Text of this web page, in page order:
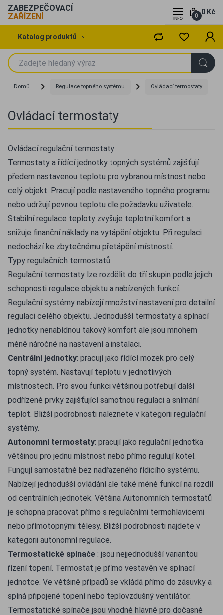
0 Kč
0
ZABEZPEČOVACÍ
ZAŘÍZENÍ
Katalog produktů
Domů Regulace topného systému Ovládací termostaty
Ovládací termostaty
Ovládací regulační termostaty
Termostaty a řídící jednotky topných systémů zajišťují
předem nastavenou teplotu pro vybranou místnost nebo
celý objekt. Pracují podle nastaveného topného programu
nebo udržují pevnou teplotu dle požadavku uživatele.
Stabilní regulace teploty zvyšuje teplotní komfort a
snižuje finanční náklady na vytápění objektu. Při regulaci
nedochází ke zbytečnému přetápění místností.
Typy regulačních termostatů
Regulační termostaty lze rozdělit do tří skupin podle jejich
schopnosti regulace objektu a nabízených funkcí.
Regulační systémy nabízejí množství nastavení pro detailní
regulaci celého objektu. Jednodušší termostaty a spínací
jednotky nenabídnou takový komfort ale jsou mnohem
méně náročné na nastavení a instalaci.
Centrální jednotky: pracují jako řídící mozek pro celý
topný systém. Nastavují teplotu v jednotlivých
místnostech. Pro svou funkci většinou potřebují další
podřízené prvky zajišťující samotnou regulaci a snímání
teplot. Bližší podrobnosti naleznete v kategorii regulační
systémy.
Autonomní termostaty: pracují jako regulační jednotka
většinou pro jednu místnost nebo přímo regulují kotel.
Fungují samostatně bez nadřazeného řídicího systému.
Nabízejí jednodušší ovládání ale také méně funkcí na rozdíl
od centrálních jednotek. Většina Autonomních termostatů
je schopna pracovat přímo s regulačními termohlavicemi
nebo přímotopnými tělesy. Bližší podrobnosti najdete v
kategorii autonomní regulace.
Termostatické spínače : jsou nejjednodušší variantou
řízení topení. Termostat je přímo vestavěn ve spínací
jednotce. Ve většině případů se vkládá přímo do zásuvky a
spíná připojené topení nebo teplovzdušný ventilátor.
Termostatické spínače jsou vhodné hlavně pro dočasné